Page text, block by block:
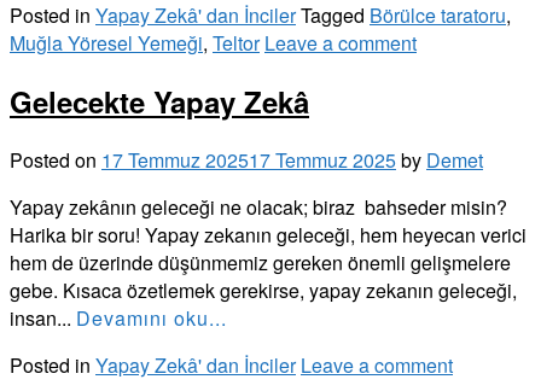
Posted in Yapay Zekâ' dan İncilerTagged Börülce taratoru,
Muğla Yöresel Yemeği, Teltor Leave a comment
Gelecekte Yapay Zekâ
Posted on 17 Temmuz 202517 Temmuz 2025by Demet
Yapay zekânın geleceği ne olacak; biraz bahseder misin?
Harika bir soru! Yapay zekanın geleceği, hem heyecan verici
hem de üzerinde düşünmemiz gereken önemli gelişmelere
gebe. Kısaca özetlemek gerekirse, yapay zekanın geleceği,
insan... Devamını oku...
Posted in Yapay Zekâ' dan İnciler Leave a comment